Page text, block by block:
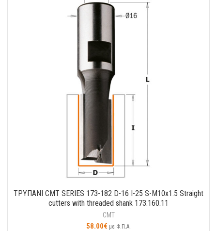
ΤΡΥΠΑΝΙ CMT SERIES 173-182 D-16 I-25 S-M10x1.5 Straight
cutters with threaded shank 173.160.11
CMT
58.00€ με Φ.Π.Α.